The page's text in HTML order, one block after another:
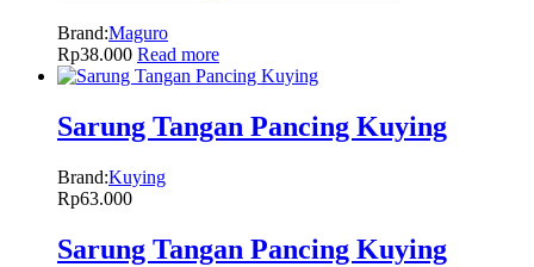
Brand:Maguro
Rp38.000 Read more
Sarung Tangan Pancing Kuying
Brand:Kuying
Rp63.000
Sarung Tangan Pancing Kuying